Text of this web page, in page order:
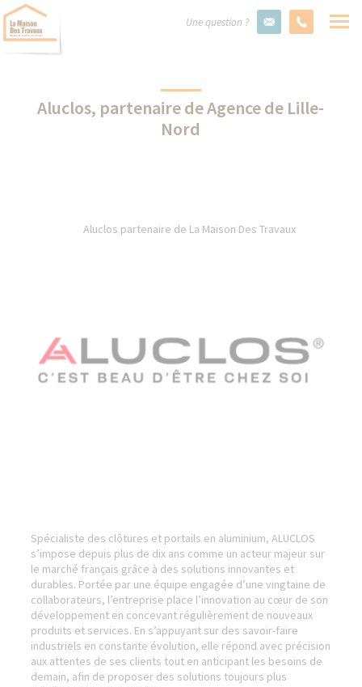
Une question ?
Aluclos, partenaire de Agence de Lille-
Nord
Aluclos partenaire de La Maison Des Travaux
Spécialiste des clôtures et portails en aluminium, ALUCLOS
s’impose depuis plus de dix ans comme un acteur majeur sur
le marché français grâce à des solutions innovantes et
durables. Portée par une équipe engagée d’une vingtaine de
collaborateurs, l’entreprise place l’innovation au cœur de son
développement en concevant régulièrement de nouveaux
produits et services. En s’appuyant sur des savoir-faire
industriels en constante évolution, elle répond avec précision
aux attentes de ses clients tout en anticipant les besoins de
demain, afin de proposer des solutions toujours plus